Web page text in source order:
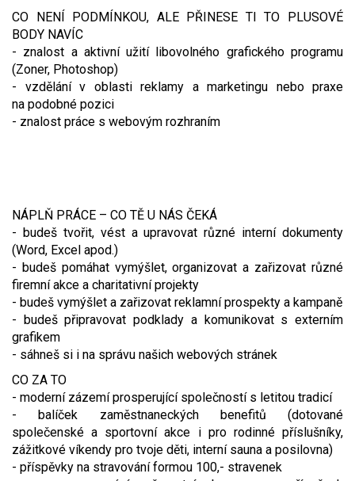
CO NENÍ PODMÍNKOU, ALE PŘINESE TI TO PLUSOVÉ
BODY NAVÍC
- znalost a aktivní užití libovolného grafického programu
(Zoner, Photoshop)
- vzdělání v oblasti reklamy a marketingu nebo praxe
na podobné pozici
- znalost práce s webovým rozhraním
NÁPLŇ PRÁCE – CO TĚ U NÁS ČEKÁ
- budeš tvořit, vést a upravovat různé interní dokumenty
(Word, Excel apod.)
- budeš pomáhat vymýšlet, organizovat a zařizovat různé
firemní akce a charitativní projekty
- budeš vymýšlet a zařizovat reklamní prospekty a kampaně
- budeš připravovat podklady a komunikovat s externím
grafikem
- sáhneš si i na správu našich webových stránek
CO ZA TO
- moderní zázemí prosperující společností s letitou tradicí
- balíček zaměstnaneckých benefitů (dotované
společenské a sportovní akce i pro rodinné příslušníky,
zážitkové víkendy pro tvoje děti, interní sauna a posilovna)
- příspěvky na stravování formou 100,- stravenek